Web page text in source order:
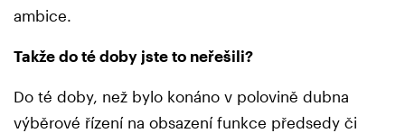
ambice.
Takže do té doby jste to neřešili?
Do té doby, než bylo konáno v polovině dubna
výběrové řízení na obsazení funkce předsedy či